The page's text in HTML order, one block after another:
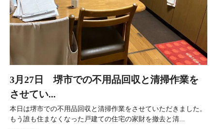
3月27日 堺市での不用品回収と清掃作業を
させてい...
本日は堺市での不用品回収と清掃作業をさせていただきました。
もう誰も住まなくなった戸建ての住宅の家財を撤去と清...